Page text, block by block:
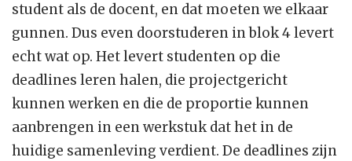
student als de docent, en dat moeten we elkaar
gunnen. Dus even doorstuderen in blok 4 levert
echt wat op. Het levert studenten op die
deadlines leren halen, die projectgericht
kunnen werken en die de proportie kunnen
aanbrengen in een werkstuk dat het in de
huidige samenleving verdient. De deadlines zijn